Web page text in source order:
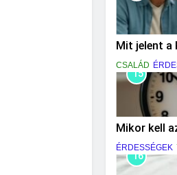
Mit jelent a
CSALÁD
15
Mikor kell
ÉRDESSÉGEK
16